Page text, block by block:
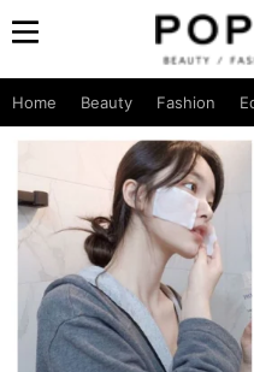
Home Beauty Fashion